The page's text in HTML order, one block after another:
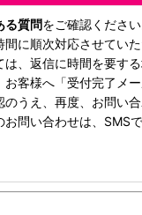
る質問をご確認ください
間に順次対応させてい
は、返信に時間を要す
お客様へ「受付完了
うえ、再度、お問い合
お問い合わせは、SMS